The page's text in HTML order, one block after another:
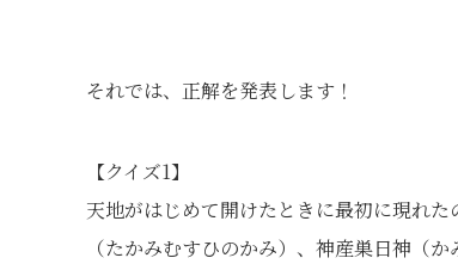
それでは、正解を発表します！
【クイズ1】
天地がはじめて開けたときに最初に現れ
（たかみむすひのかみ）、神産巣日神（